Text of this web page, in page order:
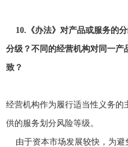
10. 《办法》对产品或服务的
分级？不同的经营机构对同一产
致？
经营机构作为履行适当性义务的
供的服务划分风险等级。
由于资本市场发展较快，为避